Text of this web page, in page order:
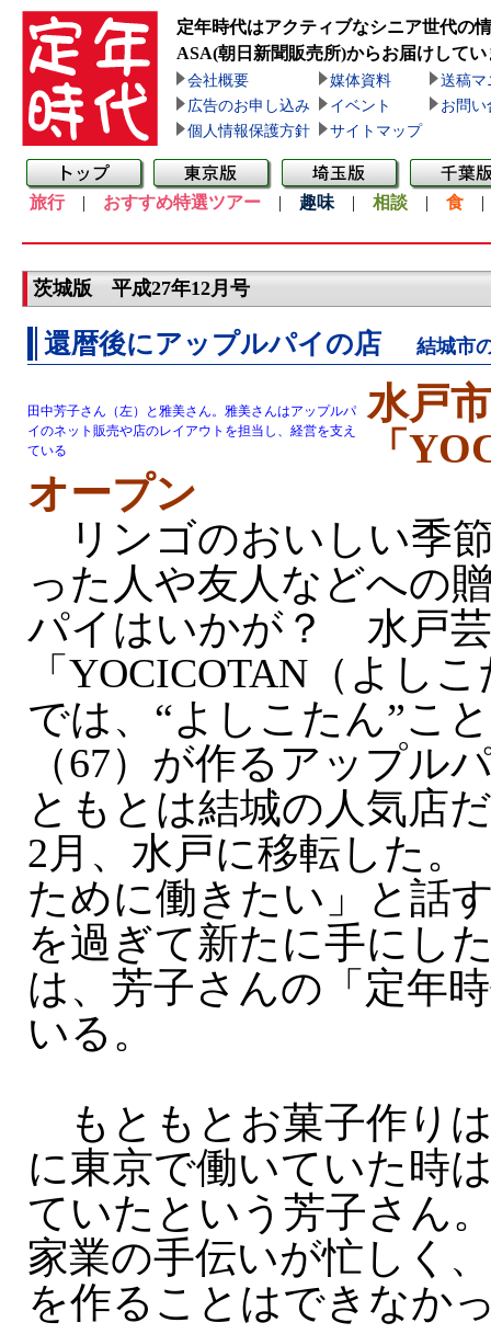
定年時代はアクティブなシニア世代の
ASA(朝日新聞販売所)からお届けしてい
会社概要 媒体資料
送稿マ
広告のお申し込み
イベント
お問い
個人情報保護方針
サイトマップ
旅行| おすすめ特選ツアー | 趣味 | 相談 | 食
茨城版 平成27年12月号
還暦後にアップルパイの店 結城市
田中芳子さん（左）と雅美さん。雅美さんはアップルパ
イのネット販売や店のレイアウトを担当し、経営を支え
ている
水戸
「
オープン
リンゴのおいしい季
った人や友人などへの
パイはいかが？ 水戸
「YOCICOTAN（よし
では、“よしこたん”こ
（67）が作るアップル
ともとは結城の人気店
2月、水戸に移転した。
ために働きたい」と話
を過ぎて新たに手にし
は、芳子さんの「定年
いる。
もともとお菓子作り
に東京で働いていた時
ていたという芳子さん
家業の手伝いが忙しく
を作ることはできなか